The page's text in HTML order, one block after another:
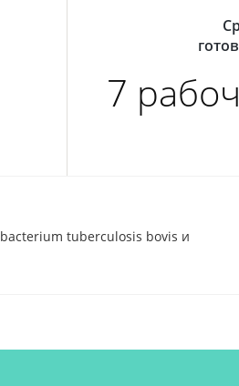
7
tuberculosis bovis и